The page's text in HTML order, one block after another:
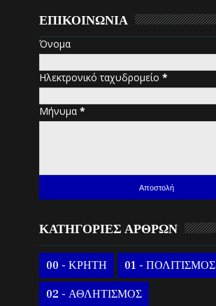
ΕΠΙΚΟΙΝΩΝΙΑ
Όνομα
Ηλεκτρονικό ταχυδρομείο*
Μήνυμα*
ΚΑΤΗΓΟΡΙΕΣ ΑΡΘΡΩΝ
00 - ΚΡΗΤΗ 01 - ΠΟΛΙΤΙΣΜΟΣ
02 - ΑΘΛΗΤΙΣΜΟΣ